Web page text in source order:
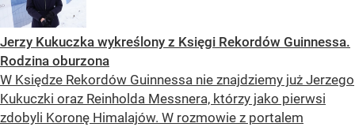
Jerzy Kukuczka wykreślony z Księgi Rekordów Guinnessa.
Rodzina oburzona
W Księdze Rekordów Guinnessa nie znajdziemy już Jerzego
Kukuczki oraz Reinholda Messnera, którzy jako pierwsi
zdobyli Koronę Himalajów. W rozmowie z portalem